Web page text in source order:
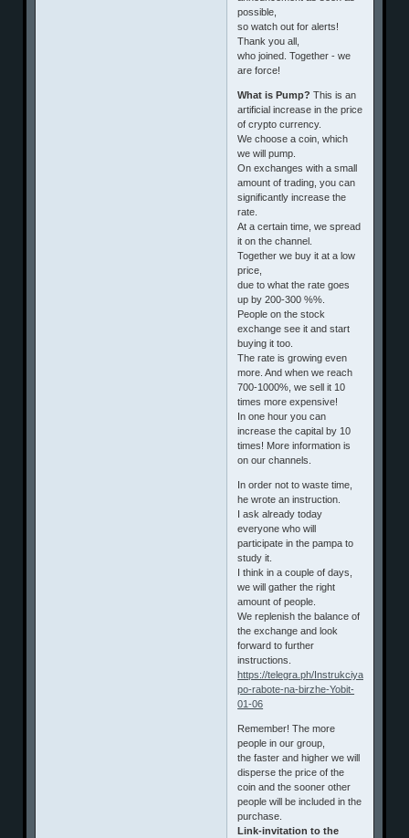
possible,
so watch out for alerts!
Thank you all,
who joined. Together - we
are force!
What is Pump? This is an
artificial increase in the price
of crypto currency.
We choose a coin, which
we will pump.
On exchanges with a small
amount of trading, you can
significantly increase the
rate.
At a certain time, we spread
it on the channel.
Together we buy it at a low
price,
due to what the rate goes
up by 200-300 %%.
People on the stock
exchange see it and start
buying it too.
The rate is growing even
more. And when we reach
700-1000%, we sell it 10
times more expensive!
In one hour you can
increase the capital by 10
times! More information is
on our channels.
In order not to waste time,
he wrote an instruction.
I ask already today
everyone who will
participate in the pampa to
study it.
I think in a couple of days,
we will gather the right
amount of people.
We replenish the balance of
the exchange and look
forward to further
instructions.
https://telegra.ph/Instrukciya-
po-rabote-na-birzhe-Yobit-
01-06
Remember! The more
people in our group,
the faster and higher we will
disperse the price of the
coin and the sooner other
people will be included in the
purchase.
Link-invitation to the